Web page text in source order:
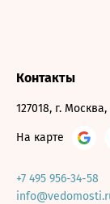
Контакты
127018, г.
На карте
+7 495 956-34-58